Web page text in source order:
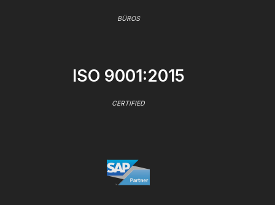
BÜROS
ISO 9001:2015
CERTIFIED